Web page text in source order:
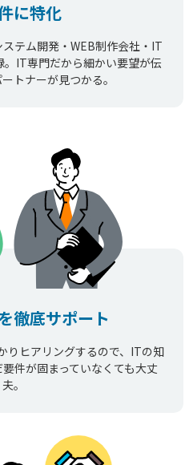
に特化
テム開発・WEB制作会社・IT
IT専門だから細かい要望が伝
トナーが見つかる。
徹底サポート
りヒアリングするので、ITの知
件が固まっていなくても大丈
夫。